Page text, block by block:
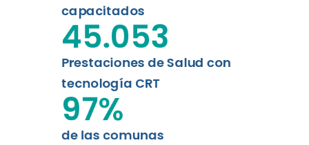
capacitados
Prestaciones de Salud con
tecnología CRT
45.053
de las comunas
97%